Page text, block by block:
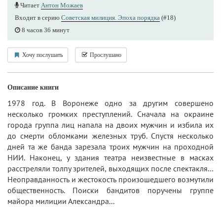
Читает Антон Можаев
Входит в серию Советская милиция. Эпоха порядка (#18)
8 часов 36 минут
Хочу послушать Прослушано
Описание книги
1978 год. В Воронеже одно за другим совершено
несколько громких преступлений. Сначала на окраине
города группа лиц напала на двоих мужчин и избила их
до смерти обломками железных труб. Спустя несколько
дней та же банда зарезала троих мужчин на проходной
НИИ. Наконец, у здания театра неизвестные в масках
расстреляли толпу зрителей, выходящих после спектакля…
Неоправданность и жестокость произошедшего возмутили
общественность. Поиски бандитов поручены группе
майора милиции Александра...